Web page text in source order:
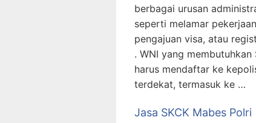
berbagai urusan
seperti melamar
pengajuan visa, atau
. WNI yang membutuhkan
harus mendaftar ke
terdekat, termasuk ke …
Jasa SKCK Mabes Polri